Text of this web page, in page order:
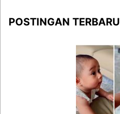
POSTINGAN TERBARU